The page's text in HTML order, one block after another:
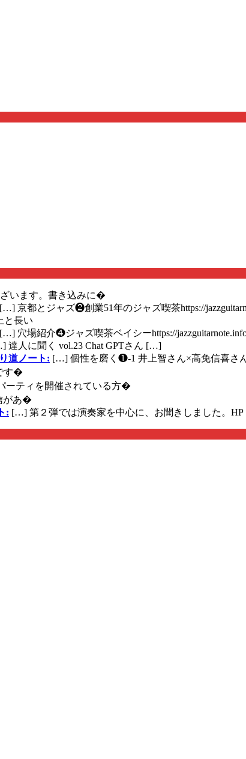
います。書き込みに�
[…] 京都とジャズ❷創業51年のジャズ喫茶https://
と長い
[…] 穴場紹介❹ジャズ喫茶ベイシーhttps://
達人に聞く vol.23 Chat GPTさん […]
道ノート: […] 個性を磨く❶-1 井上智さん×高免信喜さん
す�
ーティを開催されている方�
があ�
: […] 第２弾では演奏家を中心に、お聞きしました。